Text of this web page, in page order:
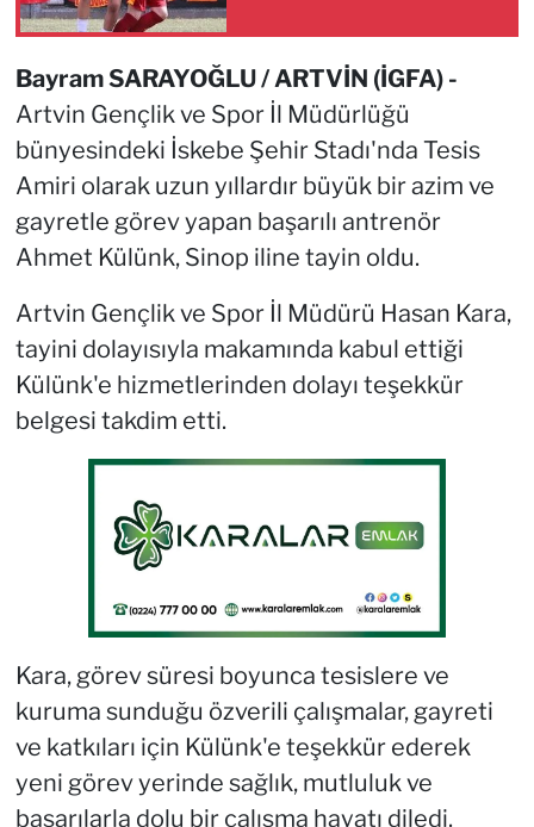
Bayram SARAYOĞLU / ARTVİN (İGFA) -
Artvin Gençlik ve Spor İl Müdürlüğü
bünyesindeki İskebe Şehir Stadı'nda Tesis
Amiri olarak uzun yıllardır büyük bir azim ve
gayretle görev yapan başarılı antrenör
Ahmet Külünk, Sinop iline tayin oldu.
Artvin Gençlik ve Spor İl Müdürü Hasan Kara,
tayini dolayısıyla makamında kabul ettiği
Külünk'e hizmetlerinden dolayı teşekkür
belgesi takdim etti.
Kara, görev süresi boyunca tesislere ve
kuruma sunduğu özverili çalışmalar, gayreti
ve katkıları için Külünk'e teşekkür ederek
yeni görev yerinde sağlık, mutluluk ve
başarılarla dolu bir çalışma hayatı diledi.